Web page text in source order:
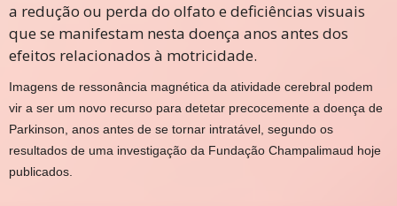
a redução ou perda do olfato e deficiências visuais
que se manifestam nesta doença anos antes dos
efeitos relacionados à motricidade.
Imagens de ressonância magnética da atividade cerebral podem
vir a ser um novo recurso para detetar precocemente a doença de
Parkinson, anos antes de se tornar intratável, segundo os
resultados de uma investigação da Fundação Champalimaud hoje
publicados.